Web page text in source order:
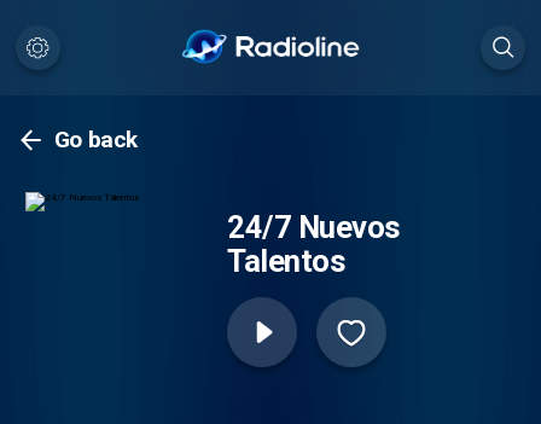
Go back
24/7 Nuevos
Talentos